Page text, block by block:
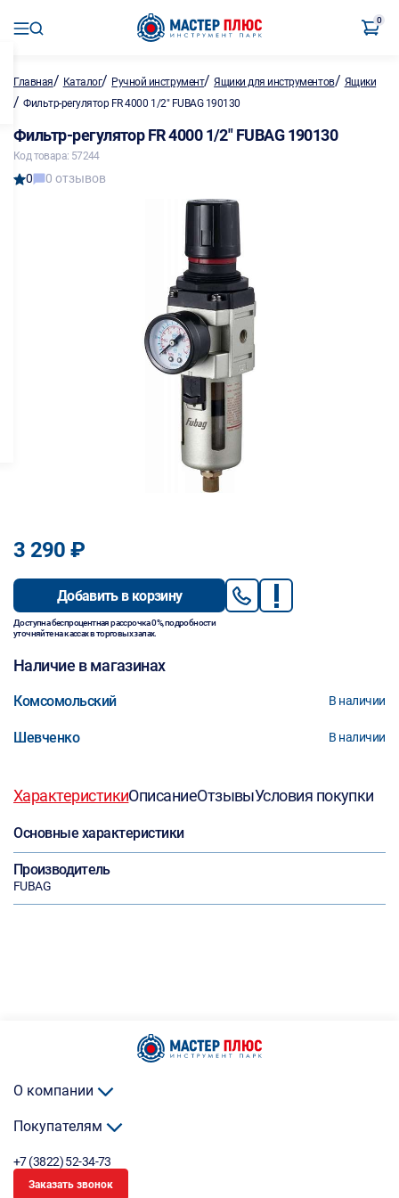
0
Главная/ Каталог/ Ручной инструмент/Ящики для инструментов/ Ящики
/ Фильтр-регулятор FR 4000 1/2" FUBAG 190130
Фильтр-регулятор FR 4000 1/2" FUBAG 190130
Код товара: 57244
0 0 отзывов
3 290 ₽
Добавить в корзину
Доступна беспроцентная рассрочка 0%, подробности
уточняйте на кассах в торговых залах.
Наличие в магазинах
Комсомольский В наличии
Шевченко В наличии
ХарактеристикиОписаниеОтзывыУсловия покупки
Основные характеристики
Производитель
FUBAG
О компании
Покупателям
+7 (3822) 52-34-73
Заказать звонок